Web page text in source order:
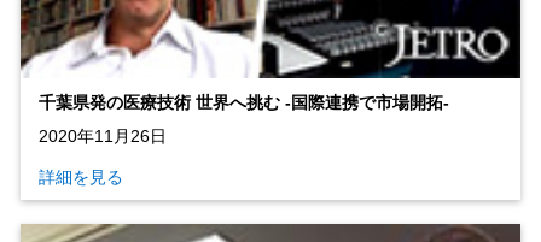
千葉県発の医療技術 世界へ挑む ‐国際連携で市場開拓‐
2020年11月26日
詳細を見る